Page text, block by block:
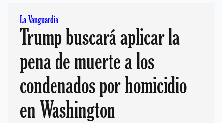
La Vanguardia
Trump buscará aplicar la
pena de muerte a los
condenados por homicidio
en Washington